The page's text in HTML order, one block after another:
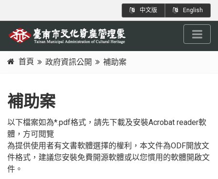
到
主
內
塊
中文版 English
首頁 政府資訊公開
補助案
補助案
以下檔案如為*.pdf格式，請先下載及安裝Acrobat reader軟
體，方可閱覽
為提供使用者有文書軟體選擇的權利，本文件為ODF開放文
件格式，建議您安裝免費開源軟體或以您慣用的軟體開啟文
件。